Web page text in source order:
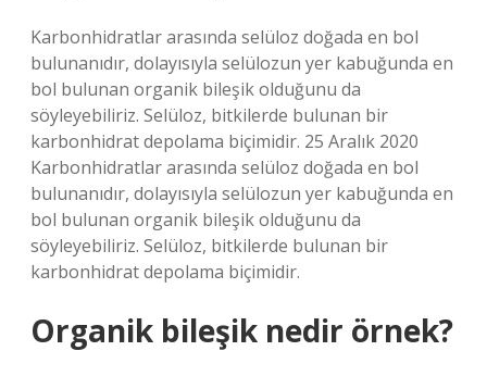
Karbonhidratlar arasında selüloz doğada en bol
bulunanıdır, dolayısıyla selülozun yer kabuğunda en
bol bulunan organik bileşik olduğunu da
söyleyebiliriz. Selüloz, bitkilerde bulunan bir
karbonhidrat depolama biçimidir. 25 Aralık 2020
Karbonhidratlar arasında selüloz doğada en bol
bulunanıdır, dolayısıyla selülozun yer kabuğunda en
bol bulunan organik bileşik olduğunu da
söyleyebiliriz. Selüloz, bitkilerde bulunan bir
karbonhidrat depolama biçimidir.
Organik bileşik nedir örnek?